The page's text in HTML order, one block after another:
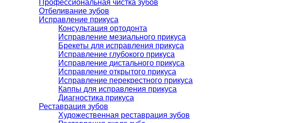
Профессиональная чистка зубов
Отбеливание зубов
Исправление прикуса
Консультация ортодонта
Исправление мезиального прикуса
Брекеты для исправления прикуса
Исправление глубокого прикуса
Исправление дистального прикуса
Исправление открытого прикуса
Исправление перекрестного прикуса
Каппы для исправления прикуса
Диагностика прикуса
Реставрация зубов
Художественная реставрация зубов